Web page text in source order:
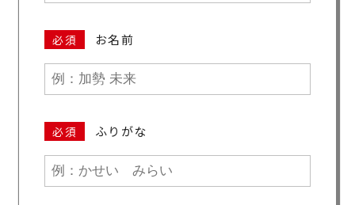
必須 お名前
必須 ふりがな